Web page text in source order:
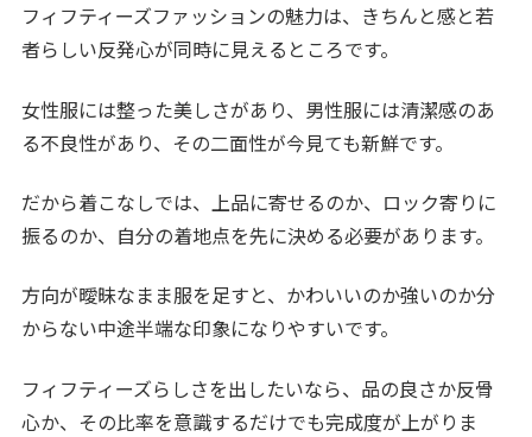
フィフティーズファッションの魅力は、きちんと感と若
者らしい反発心が同時に見えるところです。
女性服には整った美しさがあり、男性服には清潔感のあ
る不良性があり、その二面性が今見ても新鮮です。
だから着こなしでは、上品に寄せるのか、ロック寄りに
振るのか、自分の着地点を先に決める必要があります。
方向が曖昧なまま服を足すと、かわいいのか強いのか分
からない中途半端な印象になりやすいです。
フィフティーズらしさを出したいなら、品の良さか反骨
心か、その比率を意識するだけでも完成度が上がりま